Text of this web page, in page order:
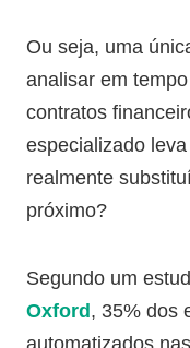
Ou seja, uma
analisar em
contratos
especializado
realmente
próximo?
Segundo um
Oxford, 35% dos
automatizados